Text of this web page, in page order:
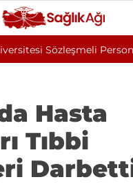
Personel ÇOMÜ
Hasta
Tıbbi